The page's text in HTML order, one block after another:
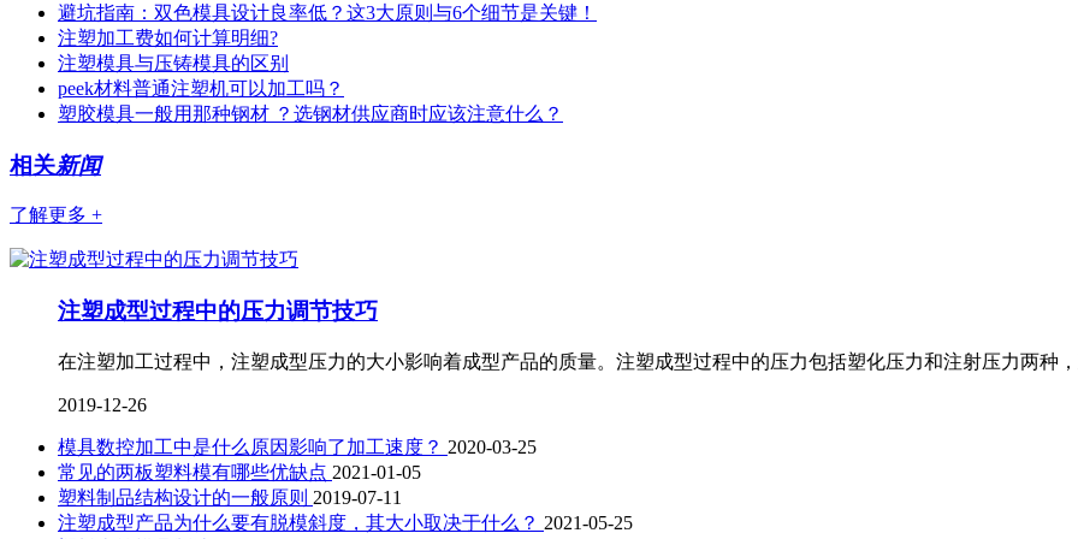
避坑指南：双色模具设计良率低？这3大原则与6个细节是关键！
注塑加工费如何计算明细?
注塑模具与压铸模具的区别
peek材料普通注塑机可以加工吗？
塑胶模具一般用那种钢材 ？选钢材供应商时应该注意什么？
相关新闻
了解更多 +
注塑成型过程中的压力调节技巧
在注塑加工过程中，注塑成型压力的大小影响着成型产品的质量。注塑成型过程中的压力包括塑化压力和注射压力两种
2019-12-26
模具数控加工中是什么原因影响了加工速度？ 2020-03-25
常见的两板塑料模有哪些优缺点 2021-01-05
塑料制品结构设计的一般原则 2019-07-11
注塑成型产品为什么要有脱模斜度，其大小取决于什么？ 2021-05-25